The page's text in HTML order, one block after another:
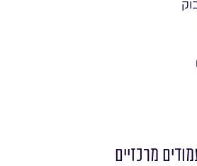
מרכזיים